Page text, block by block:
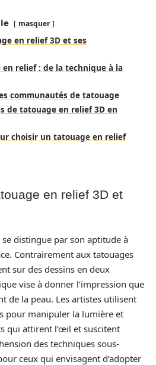
masquer
en relief 3D et ses
relief : de la technique à la
communautés de tatouage
de tatouage en relief 3D en
choisir un tatouage en relief
en relief 3D et
distingue par son aptitude à
Contrairement aux tatouages
sur des dessins en deux
vise à donner l’impression que
de la peau. Les artistes utilisent
pour manipuler la lumière et
qui attirent l’œil et suscitent
des techniques sous-
ceux qui envisagent d’adopter